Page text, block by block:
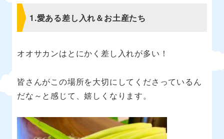
1.愛ある差し入れ＆お土産たち
オオサカンはとにかく差し入れが多い！
皆さんがこの場所を大切にしてくださっているん
だな～と感じて、嬉しくなります。